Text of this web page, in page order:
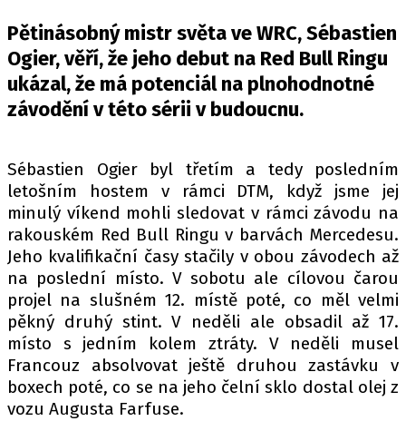
TISKOVKY
ROZHOVORY
DAKAR
MOTORSPORT
PIT LANE
ČEŠI V AKCI
FIA CEZ & POHÁRY
MEZINÁRODNÍ SCÉNA
SLEDUJTE NÁS NA
Pětinásobný mistr světa ve WRC, Sébastien
Ogier, věří, že jeho debut na Red Bull Ringu
ukázal, že má potenciál na plnohodnotné
závodění v této sérii v budoucnu.
Sébastien Ogier byl třetím a tedy posledním
letošním hostem v rámci DTM, když jsme jej
minulý víkend mohli sledovat v rámci závodu na
rakouském Red Bull Ringu v barvách Mercedesu.
Jeho kvalifikační časy stačily v obou závodech až
na poslední místo. V sobotu ale cílovou čarou
projel na slušném 12. místě poté, co měl velmi
pěkný druhý stint. V neděli ale obsadil až 17.
místo s jedním kolem ztráty. V neděli musel
Francouz absolvovat ještě druhou zastávku v
boxech poté, co se na jeho čelní sklo dostal olej z
vozu Augusta Farfuse.